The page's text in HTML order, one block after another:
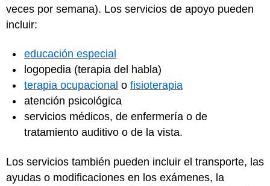
veces por semana). Los servicios de apoyo pueden
incluir:
educación especial
logopedia (terapia del habla)
terapia ocupacional o fisioterapia
atención psicológica
servicios médicos, de enfermería o de
tratamiento auditivo o de la vista.
Los servicios también pueden incluir el transporte, las
ayudas o modificaciones en los exámenes, la